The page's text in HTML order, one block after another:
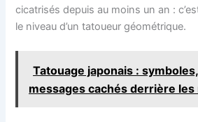
cicatrisés depuis au moins un an :
le niveau d’un tatoueur géométrique.
Tatouage japonais :
messages cachés derrière